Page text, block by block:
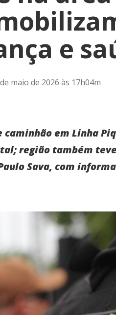
e
maio de 2026 às 17h04m
em Linha
região também
Sava, com